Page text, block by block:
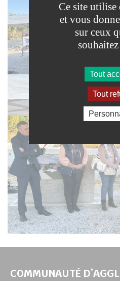
COMMUNAUTÉ
Ce site utilise
et vous
sur ceux
Tout
Tout